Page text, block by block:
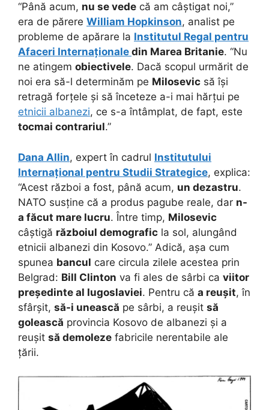
“Până acum, nu se vede că am câștigat noi,”
era de părere William Hopkinson, analist pe
probleme de apărare la Institutul Regal pentru
Afaceri Internaționale din Marea Britanie. “Nu
ne atingem obiectivele. Dacă scopul urmărit de
noi era să-l determinăm pe Milosevic să își
retragă forțele și să înceteze a-i mai hărțui pe
etnicii albanezi, ce s-a întâmplat, de fapt, este
tocmai contrariul.”
Dana Allin, expert în cadrul Institutului
Internațional pentru Studii Strategice, explica:
“Acest război a fost, până acum, un dezastru.
NATO susține că a produs pagube reale, dar n-
a făcut mare lucru. Între timp, Milosevic
câștigă războiul demografic la sol, alungând
etnicii albanezi din Kosovo.” Adică, așa cum
spunea bancul care circula zilele acestea prin
Belgrad: Bill Clinton va fi ales de sârbi ca viitor
președinte al Iugoslaviei. Pentru că a reușit, în
sfârșit, să-i unească pe sârbi, a reușit să
golească provincia Kosovo de albanezi și a
reușit să demoleze fabricile nerentabile ale
țării.